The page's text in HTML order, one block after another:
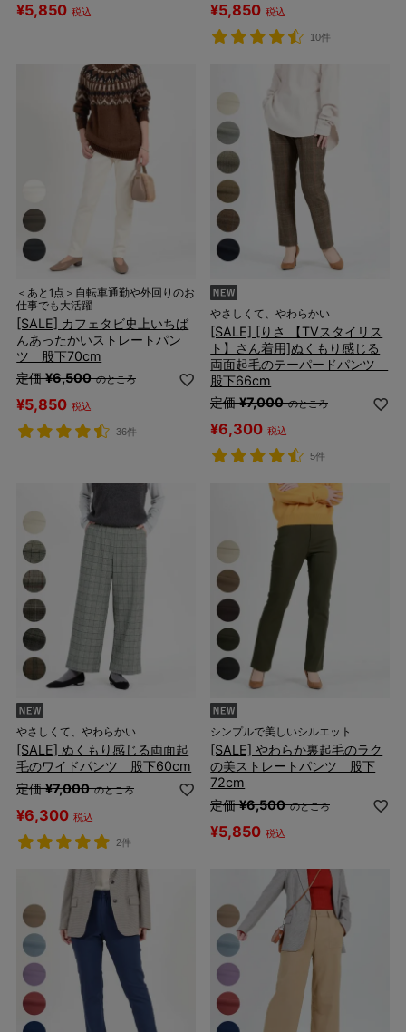
¥5,850 税込 ¥5,850 税込
10件
＜あと1点＞自転車通勤や外回りのお
仕事でも大活躍
[SALE] カフェタビ史上いちば
んあったかいストレートパン
ツ 股下70cm
定価 ¥6,500 のところ
¥5,850 税込
36件
やさしくて、やわらかい
[SALE] [りさ 【TVスタイリス
ト】さん着用]ぬくもり感じる
両面起毛のテーパードパンツ
股下66cm
定価 ¥7,000 のところ
¥6,300 税込
5件
やさしくて、やわらかい
[SALE] ぬくもり感じる両面起
毛のワイドパンツ 股下60cm
定価 ¥7,000 のところ
¥6,300 税込
2件
シンプルで美しいシルエット
[SALE] やわらか裏起毛のラク
の美ストレートパンツ 股下
72cm
定価 ¥6,500 のところ
¥5,850 税込